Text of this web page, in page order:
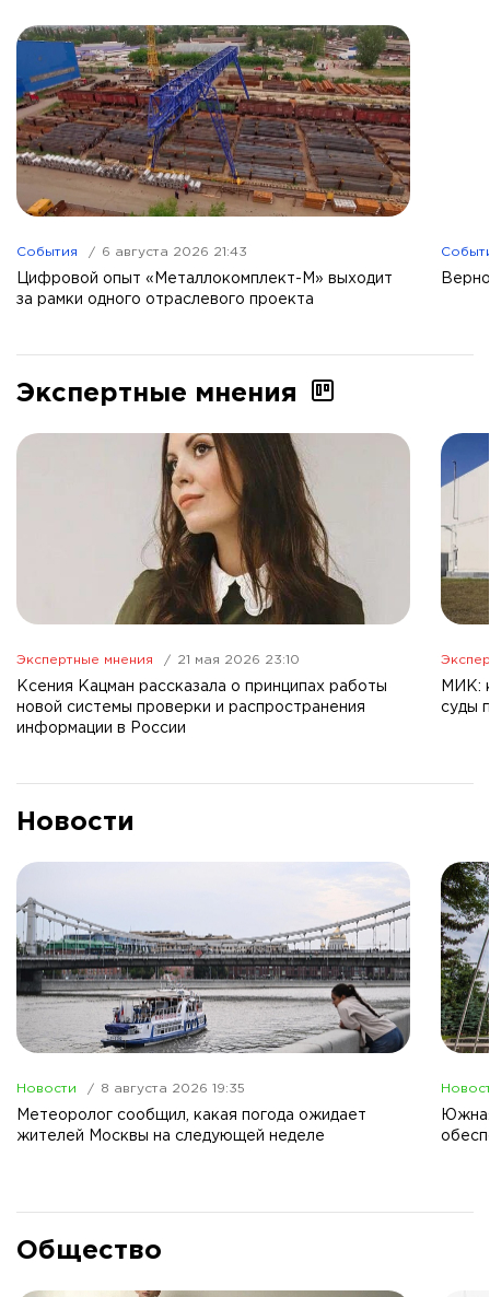
События 6 августа 2026 21:43
Цифровой опыт «Металлокомплект-М» выходит
за рамки одного отраслевого проекта
Экспертные мнения
Экспертные мнения 21 мая 2026 23:10
Ксения Кацман рассказала о принципах работы
новой системы проверки и распространения
информации в России
МИК:
суды
Новости
Новости 8 августа 2026 19:35
Метеоролог сообщил, какая погода ожидает
жителей Москвы на следующей неделе
Общество